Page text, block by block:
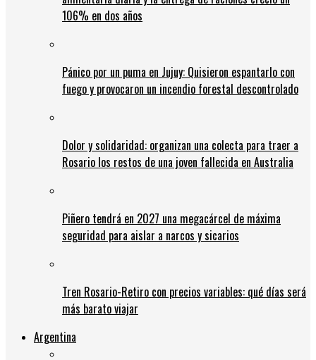
106% en dos años
Pánico por un puma en Jujuy: Quisieron espantarlo con
fuego y provocaron un incendio forestal descontrolado
Dolor y solidaridad: organizan una colecta para traer a
Rosario los restos de una joven fallecida en Australia
Piñero tendrá en 2027 una megacárcel de máxima
seguridad para aislar a narcos y sicarios
Tren Rosario-Retiro con precios variables: qué días será
más barato viajar
Argentina